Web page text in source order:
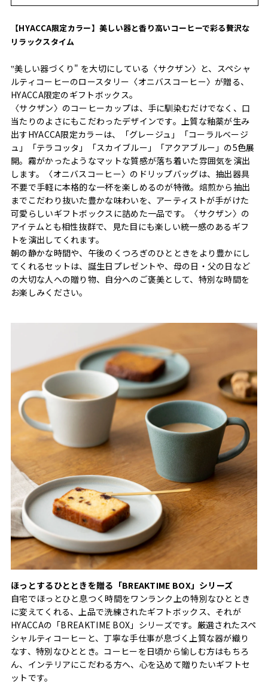
【HYACCA限定カラー】美しい器と香り高いコーヒーで彩る贅沢な
リラックスタイム
‟美しい器づくり" を大切にしている〈サクザン〉と、スペシャ
ルティコーヒーのロースタリー〈オニバスコーヒー〉が贈る、
HYACCA限定のギフトボックス。
〈サクザン〉のコーヒーカップは、手に馴染むだけでなく、口
当たりのよさにもこだわったデザインです。上質な釉薬が生み
出すHYACCA限定カラーは、「グレージュ」「コーラルベージ
ュ」「テラコッタ」「スカイブルー」「アクアブルー」の5色展
開。霧がかったようなマットな質感が落ち着いた雰囲気を演出
します。〈オニバスコーヒー〉のドリップバッグは、抽出器具
不要で手軽に本格的な一杯を楽しめるのが特徴。焙煎から抽出
までこだわり抜いた豊かな味わいを、アーティストが手がけた
可愛らしいギフトボックスに詰めた一品です。〈サクザン〉の
アイテムとも相性抜群で、見た目にも楽しい統一感のあるギフ
トを演出してくれます。
朝の静かな時間や、午後のくつろぎのひとときをより豊かにし
てくれるセットは、誕生日プレゼントや、母の日・父の日など
の大切な人への贈り物、自分へのご褒美として、特別な時間を
お楽しみください。
ほっとするひとときを贈る「BREAKTIME BOX」シリーズ
自宅でほっとひと息つく時間をワンランク上の特別なひととき
に変えてくれる、上品で洗練されたギフトボックス、それが
HYACCAの「BREAKTIME BOX」シリーズです。厳選されたスペ
シャルティコーヒーと、丁寧な手仕事が息づく上質な器が織り
なす、特別なひととき。コーヒーを日頃から愉しむ方はもちろ
ん、インテリアにこだわる方へ、心を込めて贈りたいギフトセ
ットです。